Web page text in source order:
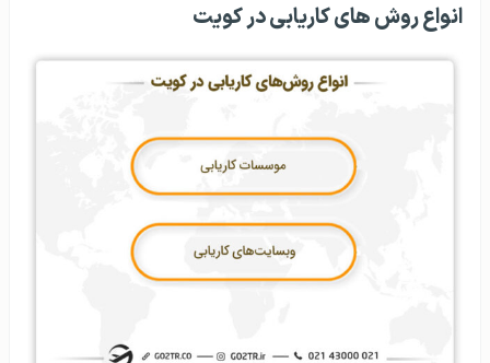
انواع روش‌ های کاریابی در کویت